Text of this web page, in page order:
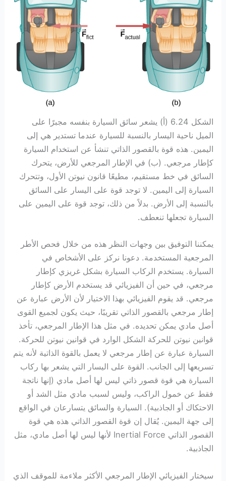
الشكل 6.24 (أ) يشعر سائق السيارة بنفسه مجبرًا على
الميل ناحية اليسار بالنسبة للسيارة عندما تستدير هي إلى
اليمين. هذه قوة بالقصور الذاتي تنشأ عن استخدام السيارة
كإطار مرجعي. (ب) في الإطار المرجعي للأرض، يتحرك
السائق في خط مستقيم، مطيعًا قانون نيوتن الأول، وتتحرك
السيارة إلى اليمين. لا توجد قوة على اليسار على السائق
بالنسبة إلى الأرض. بدلاً من ذلك، توجد قوة على اليمين على
السيارة تجعلها تنعطف.
يمكننا التوفيق بين وجهات النظر هذه من خلال فحص الأطر
المرجعية المستخدمة. دعونا نركز على الأشخاص في
السيارة. يستخدم الركاب السيارة بشكل غريزي كإطار
مرجعي، في حين أن الفيزيائي قد يستخدم الأرض كإطار
مرجعي. قد يقوم الفيزيائي بهذا الاختيار لأن الأرض عبارة عن
إطار مرجعي بالقصور الذاتي تقريبًا، حيث يكون لجميع القوى
أصل مادي يمكن تحديده. في مثل هذا الإطار المرجعي، تأخذ
قوانين نيوتن للحركة الشكل الوارد في قوانين نيوتن للحركة.
السيارة عبارة عن إطار مرجعي لا يعمل بالقوة الذاتية لأنه يتم
تسريعها إلى الجانب. القوة على اليسار التي يشعر بها ركاب
السيارة هي قوة قصور ذاتي ليس لها أصل مادي (إنها ناتجة
فقط عن خمول الراكب، وليس لسبب مادي مثل الشد أو
الاحتكاك أو الجاذبية). السيارة والسائق يتسارعان في الواقع
إلى جهة اليمين. يُقال إن قوة القصور الذاتي هذه هي قوة
القصور الذاتي Inertial Force لأنها ليس لها أصل مادي، مثل
الجاذبية.
سيختار الفيزيائي الإطار المرجعي الأكثر ملاءمة للموقف الذي